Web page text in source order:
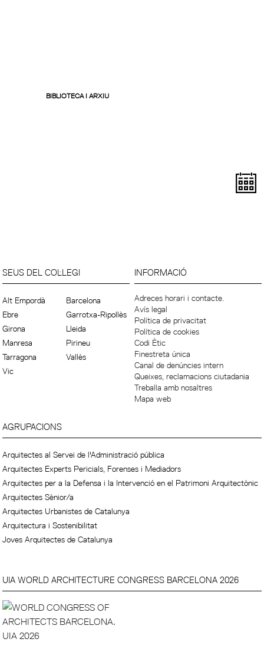
BIBLIOTECA I ARXIU
SEUS DEL COL·LEGI
Alt Empordà
Barcelona
Ebre
Garrotxa-Ripollès
Girona
Lleida
Manresa
Pirineu
Tarragona
Vallès
Vic
INFORMACIÓ
Adreces horari i contacte.
Avís legal
Política de privacitat
Política de cookies
Codi Ètic
Finestreta única
Canal de denúncies intern
Queixes, reclamacions ciutadania
Treballa amb nosaltres
Mapa web
AGRUPACIONS
Arquitectes al Servei de l'Administració pública
Arquitectes Experts Pericials, Forenses i Mediadors
Arquitectes per a la Defensa i la Intervenció en el Patrimoni Arquitectònic
Arquitectes Sènior/a
Arquitectes Urbanistes de Catalunya
Arquitectura i Sostenibilitat
Joves Arquitectes de Catalunya
UIA WORLD ARCHITECTURE CONGRESS BARCELONA 2026